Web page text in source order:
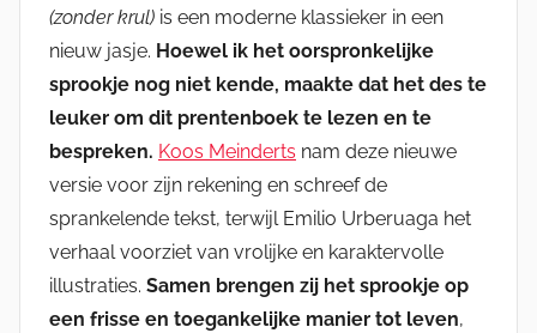
(zonder krul) is een moderne klassieker in een
nieuw jasje. Hoewel ik het oorspronkelijke
sprookje nog niet kende, maakte dat het des te
leuker om dit prentenboek te lezen en te
bespreken. Koos Meinderts nam deze nieuwe
versie voor zijn rekening en schreef de
sprankelende tekst, terwijl Emilio Urberuaga het
verhaal voorziet van vrolijke en karaktervolle
illustraties. Samen brengen zij het sprookje op
een frisse en toegankelijke manier tot leven,